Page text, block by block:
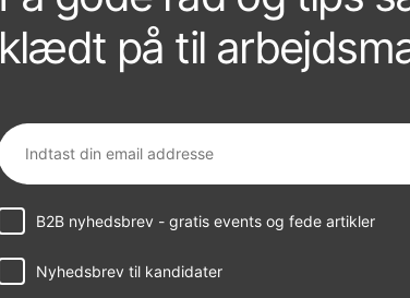
klædt på til
B2B nyhedsbrev - gratis events og fede artikler
Nyhedsbrev til kandidater